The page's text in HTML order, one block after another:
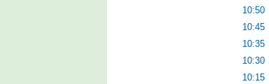
10:50
10:45
10:35
10:30
10:15